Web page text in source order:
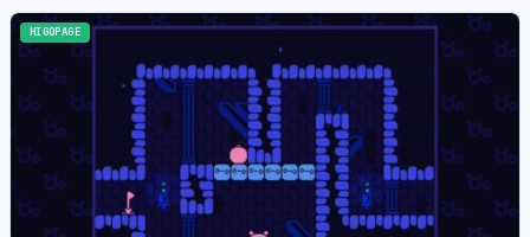
HIGOPAGE